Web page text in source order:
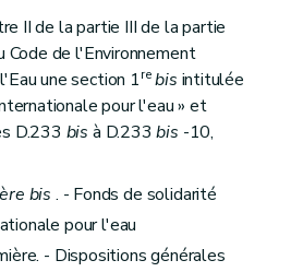
II de la partie III de la partie
Code de l'Environnement
une section 1re bis intitulée
pour l'eau » et
D.233 bis à D.233bis -10,
bis . - Fonds de solidarité
pour l'eau
- Dispositions générales